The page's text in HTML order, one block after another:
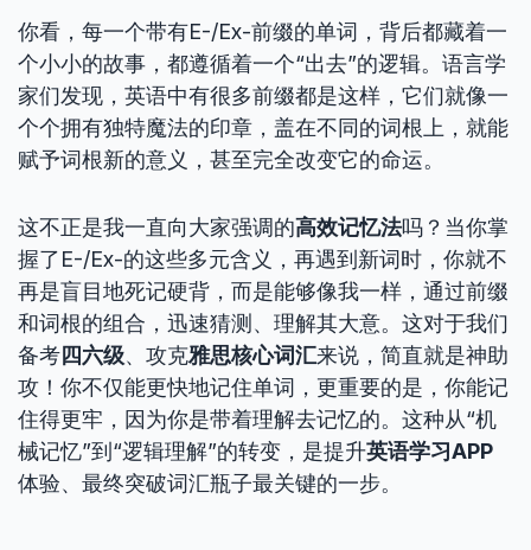
你看，每一个带有E-/Ex-前缀的单词，背后都藏着一
个小小的故事，都遵循着一个“出去”的逻辑。语言学
家们发现，英语中有很多前缀都是这样，它们就像一
个个拥有独特魔法的印章，盖在不同的词根上，就能
赋予词根新的意义，甚至完全改变它的命运。
这不正是我一直向大家强调的高效记忆法吗？当你掌
握了E-/Ex-的这些多元含义，再遇到新词时，你就不
再是盲目地死记硬背，而是能够像我一样，通过前缀
和词根的组合，迅速猜测、理解其大意。这对于我们
备考四六级、攻克雅思核心词汇来说，简直就是神助
攻！你不仅能更快地记住单词，更重要的是，你能记
住得更牢，因为你是带着理解去记忆的。这种从“机
械记忆”到“逻辑理解”的转变，是提升英语学习APP
体验、最终突破词汇瓶子最关键的一步。